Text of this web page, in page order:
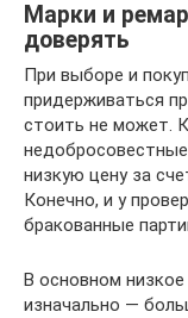
Марки и
доверять
При выборе и
придерживаться
стоить не может.
низкую цену за
Конечно, и у
бракованные
В основном
изначально —